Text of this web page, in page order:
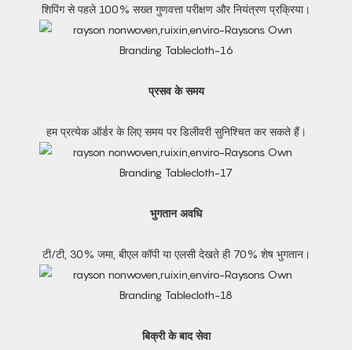
शिपिंग से पहले 100% सख्त गुणवत्ता परीक्षण और नियंत्रण प्रक्रिया।
प्रसव के समय
हम प्रत्येक ऑर्डर के लिए समय पर डिलीवरी सुनिश्चित कर सकते हैं।
भुगतान अवधि
टी/टी, 30% जमा, बीएल कॉपी या एलसी देखते ही 70% शेष भुगतान।
बिक्री के बाद सेवा